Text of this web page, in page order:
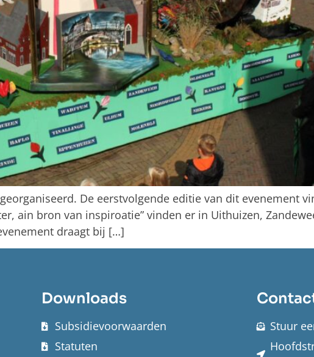
De eerstvolgende editie van dit evenement
ain bron van inspiroatie” vinden er in Uithuizen,
draagt bij […]
Downloads
Subsidievoorwaarden
Statuten
Stuur